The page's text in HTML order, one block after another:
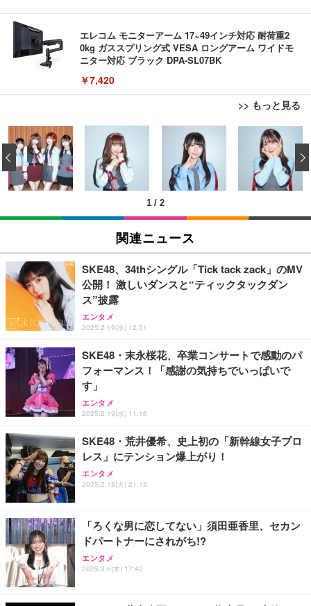
エレコム モニターアーム 17~49インチ対応 耐荷重2
0kg ガススプリング式 VESA ロングアーム ワイドモ
ニター対応 ブラック DPA-SL07BK
￥7,420
>> もっと見る
エレコム ワイヤレスマウス Bluetooth Slint M-TM1
0BBWH/EC 薄型 静音 4ボタン プレゼンモード機能
付 Windows Mac Android iOS iPadOS FireOS対応
ホワイト
￥1,390
エレコム ワイヤレスマウス Bluetooth EX-G 握りの
ガンメタリック M-XGM15BBSGM/EC
￥1,890
HP 有線 マウス HP 100G
￥723
エレコム ワイヤレスマウス 静音 Slint Bluetooth 無
線2.4GHz 3台マルチペアリング 薄型 軽量 充電式 M
サイズ ブラック M-TM25MBMSABK
￥2,240
マウス 無線 静音 ワイヤレスマウス Bluetooth 5.4 2.
4GHz Type-C 充電式 無線マウス 薄型 3段階DPI切替
エレコム 有線キーボード メンブレン ブラック TK-F
FCM01BK
￥980
エレコム ワイヤレスキーボード メンブレン 薄型 フ
ルキーボード テンキー ブラック TK-FDM110TXBK
￥1,700
【国内正規品】Keychron B1 Pro ウルトラスリム ワ
イヤレスキーボード、ZMKカスタマイズ、シザース
イッチ、2.4 GHz/Bluetooth 5.2/有線接続、ロングバ
ッテリーライフ、Mac Windows Linux対応 (アイボ
エレコム ワイヤレスキーボード マウスセット メン
ブレン 薄型 フルキーボード ブラック TK-FDM110M
BK
￥2,240
エレコム ワイヤレスキーボード 静音 テンキー付 薄
型コンパクトサイズ Windows ChromeOS macOS
対応 ブラック TK-QT30DMBK
エレコム 充電器 Type-C USB-C 20W USB PD対応
ケーブル一体型 1.5m PSE認証品 GaN採用 折りたた
み式プラグ しろちゃん 【 iPhone16 15 等対応】 E
C-AC6920WF
￥1,090
モバイルバッテリー 大容量 30000mAh 【22.5W/20
ッテリー 5台同時充電 Type-C出力 スマホ 充電器 LC
D残量表示 LEDライト付き ストラップ付き 持ち運び
携帯充電器 停電対策 アウトドア/旅行/出張/防災/緊
急用 iOS/Android各種他対応 機内持込可 (高級白い)
￥2,469
エレコム 充電器 Type-C USB-C 20W USB PD対応 1
ポート PSE認証品 GaN採用 折りたたみ式プラグ ホ
ワイト 【 iPhone16 15 等対応】 EC-AC6820WH
エレコム 充電器 40W 2ポート Type-C USB PD対応
PPS対応 GaN II採用 折りたたみ式プラグ ホワイト
EC-AC10640WH
￥1,790
エレコム 65W 充電器 Type-C コンセント 急速 PD対
応 スイング式プラグ採用 PSE技術基準適合 ブラッ
ク EC-AC12465BK
1 / 2
‹
関連ニュース
SKE48、34thシングル「Tick tack zack」のMV
公開！ 激しいダンスと“ティックタックダン
ス”披露
エンタメ
2025.2.19(水) 12:31
SKE48・末永桜花、卒業コンサートで感動のパ
フォーマンス！「感謝の気持ちでいっぱいで
す」
エンタメ
2025.2.19(水) 11:16
SKE48・荒井優希、史上初の「新幹線女子プロ
レス」にテンション爆上がり！
エンタメ
2025.2.18(火) 21:13
「ろくな男に恋してない」須田亜香里、セカン
ドパートナーにされがち!?
エンタメ
2025.3.6(木) 17:42